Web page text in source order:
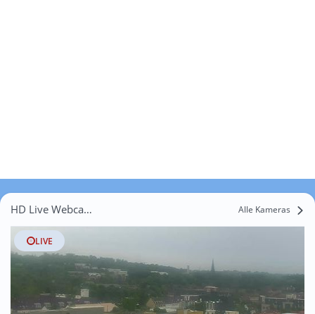
HD Live Webcams Hohenlangenbeck Alle Kameras
LIVE